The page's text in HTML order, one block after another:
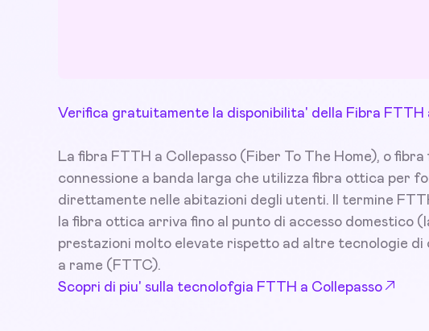
Verifica gratuitamente la disponibilita' della Fibra FTTH
La fibra FTTH a Collepasso (Fiber To The Home), o
connessione a banda larga che utilizza fibra ottica per
direttamente nelle abitazioni degli utenti. Il termine
la fibra ottica arriva fino al punto di accesso domestico
prestazioni molto elevate rispetto ad altre tecnologie di
a rame (FTTC).
Scopri di piu' sulla tecnolofgia FTTH a Collepasso